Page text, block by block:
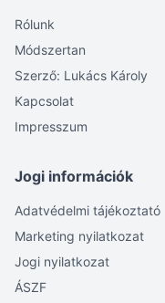
Rólunk
Módszertan
Szerző: Lukács Károly
Kapcsolat
Impresszum
Jogi információk
Adatvédelmi tájékoztató
Marketing nyilatkozat
Jogi nyilatkozat
ÁSZF